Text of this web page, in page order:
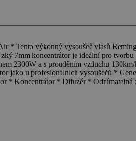
* Tento výkonný vysoušeč vlasů
7mm koncentrátor je ideální pro
2300W a s prouděním vzduchu
jako u profesionálních vysoušečů *
* Koncentrátor * Difuzér *